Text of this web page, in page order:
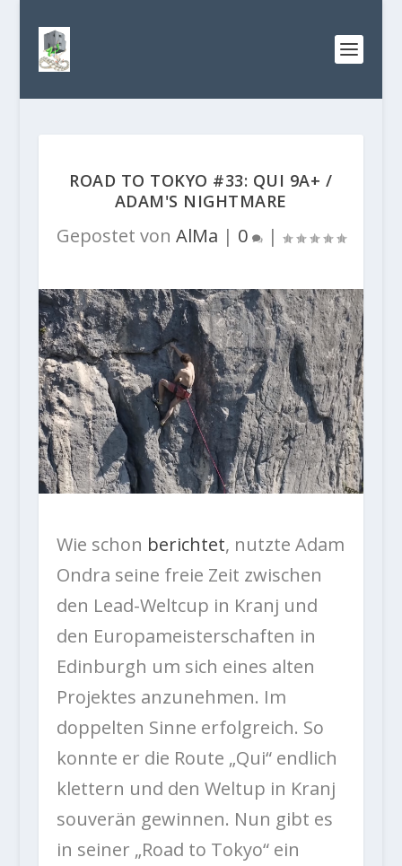
ROAD TO TOKYO #33: QUI 9A+ /
ADAM'S NIGHTMARE
Gepostet von AlMa | 0 |
Wie schon berichtet, nutzte Adam
Ondra seine freie Zeit zwischen
den Lead-Weltcup in Kranj und
den Europameisterschaften in
Edinburgh um sich eines alten
Projektes anzunehmen. Im
doppelten Sinne erfolgreich. So
konnte er die Route „Qui“ endlich
klettern und den Weltup in Kranj
souverän gewinnen. Nun gibt es
in seiner „Road to Tokyo“ ein